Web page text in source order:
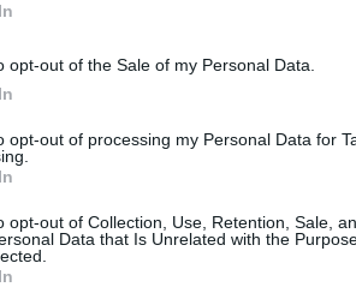
opt-out of the Sale of my Personal Data.
opt-out of processing my Personal Data for
opt-out of Collection, Use, Retention, Sale,
Data that Is Unrelated with the
το πρώτο χωρίς καμία υποχρέωση
φέτος, δήλωσε:
για το ίδρυμα στη μνήμη του
κάθε χρόνο είχαμε διοργάνωση
να ηρεμήσω, να πάω μια βόλτα,